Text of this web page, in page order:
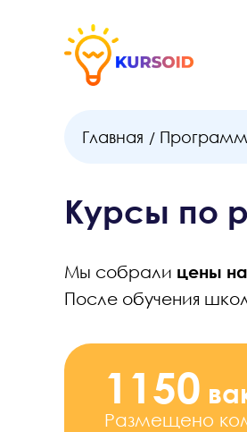
Главная /
Курсы по
Мы собрали цены
После обучения
1150
Размещено